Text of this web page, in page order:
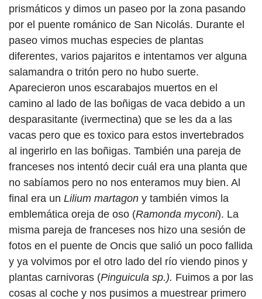
prismáticos y dimos un paseo por la zona pasando
por el puente románico de San Nicolás. Durante el
paseo vimos muchas especies de plantas
diferentes, varios pajaritos e intentamos ver alguna
salamandra o tritón pero no hubo suerte.
Aparecieron unos escarabajos muertos en el
camino al lado de las boñigas de vaca debido a un
desparasitante (ivermectina) que se les da a las
vacas pero que es toxico para estos invertebrados
al ingerirlo en las boñigas. También una pareja de
franceses nos intentó decir cuál era una planta que
no sabíamos pero no nos enteramos muy bien. Al
final era un Lilium martagon y también vimos la
emblemática oreja de oso (Ramonda myconi). La
misma pareja de franceses nos hizo una sesión de
fotos en el puente de Oncis que salió un poco fallida
y ya volvimos por el otro lado del río viendo pinos y
plantas carnivoras (Pinguicula sp.). Fuimos a por las
cosas al coche y nos pusimos a muestrear primero